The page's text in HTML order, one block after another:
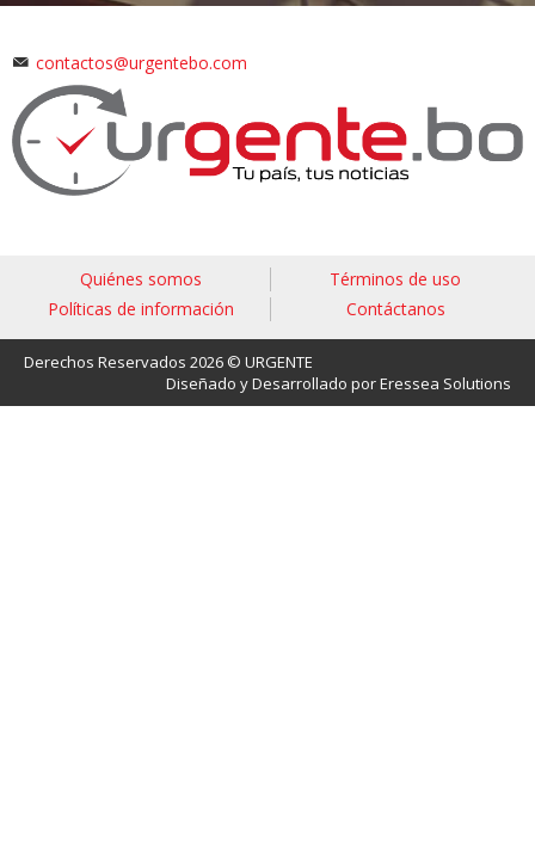
contactos@urgentebo.com
Quiénes somos
Términos de uso
Políticas de información
Contáctanos
Derechos Reservados 2026 © URGENTE
Diseñado y Desarrollado por Eressea Solutions